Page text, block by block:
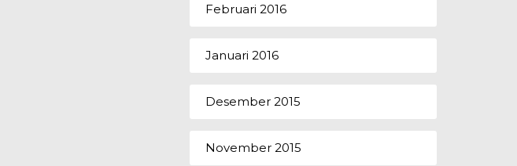
Februari 2016
Januari 2016
Desember 2015
November 2015